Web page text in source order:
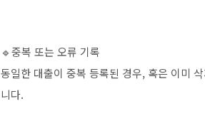
🔹중복 또는 오류 기록
동일한 대출이 중복 등록된 경우, 혹은 이미
니다.